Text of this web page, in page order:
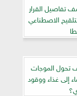
القرار
التلقيح الاصطناعي
تحول الموجات
إلى غذاء ووقود